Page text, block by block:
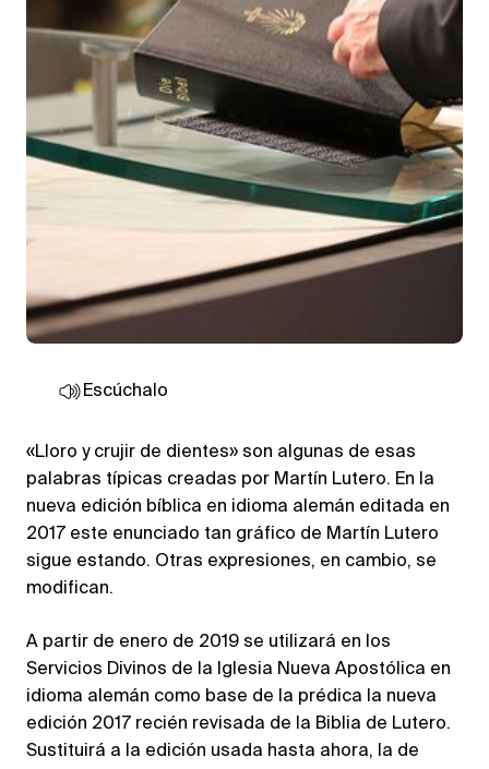
Escúchalo
«Lloro y crujir de dientes» son algunas de esas
palabras típicas creadas por Martín Lutero. En la
nueva edición bíblica en idioma alemán editada en
2017 este enunciado tan gráfico de Martín Lutero
sigue estando. Otras expresiones, en cambio, se
modifican.
A partir de enero de 2019 se utilizará en los
Servicios Divinos de la Iglesia Nueva Apostólica en
idioma alemán como base de la prédica la nueva
edición 2017 recién revisada de la Biblia de Lutero.
Sustituirá a la edición usada hasta ahora, la de